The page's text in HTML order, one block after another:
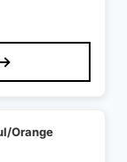
Orange